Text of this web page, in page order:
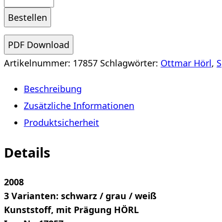
Hörl:
Weltanschauungsmodell
III
Menge
Bestellen
PDF Download
Artikelnummer: 17857 Schlagwörter: Ottmar Hörl,
Beschreibung
Zusätzliche Informationen
Produktsicherheit
Details
2008
3 Varianten: schwarz / grau / weiß
Kunststoff, mit Prägung HÖRL